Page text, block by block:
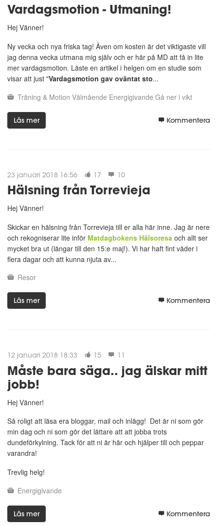
Vardagsmotion - Utmaning!
Hej Vänner!
Ny vecka och nya friska tag! Även om kosten är det viktigaste vill
jag denna vecka utmana mig själv och er här på MD att få in lite
mer vardagsmotion. Läste en artikel i helgen om en studie som
visar att just "Vardagsmotion gav oväntat sto...
Träning & Motion Välmående Energigivande Gå ner i vikt
Läs mer Kommentera
23 januari 2018 16:56 17 10
Hälsning från Torrevieja
Hej Vänner!
Skickar en hälsning från Torrevieja till er alla här inne. Jag är nere
och rekogniserar lite inför Matdagbokens Hälsoresa och allt ser
mycket bra ut (längar till den 15:e maj!). Vi har haft fint väder i
flera dagar och att kunna njuta av...
Resor
Läs mer Kommentera
12 januari 2018 18:33 15 11
Måste bara säga.. jag älskar mitt
jobb!
Hej Vänner!
Så roligt att läsa era bloggar, mail och inlägg! Det är ni som gör
min dag och ni som gör det lättare att att jobba trots
dundeförkylning. Tack för att ni är här och hjälper till och peppar
varandra!
Trevlig helg!
Energigivande
Läs mer Kommentera